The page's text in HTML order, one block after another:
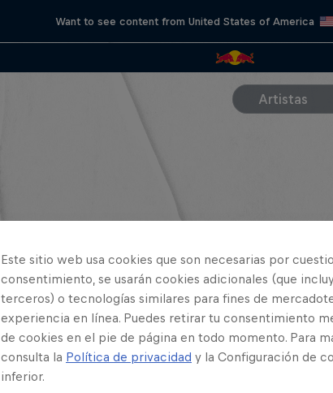
Want to see content from United States of America
Artistas
Este sitio web usa cookies que son necesarias por
consentimiento, se usarán cookies adicionales (que
terceros) o tecnologías similares para fines de
experiencia en línea. Puedes retirar tu consentimiento
de cookies en el pie de página en todo momento. Para
consulta la Política de privacidad y la Configuración de
inferior.